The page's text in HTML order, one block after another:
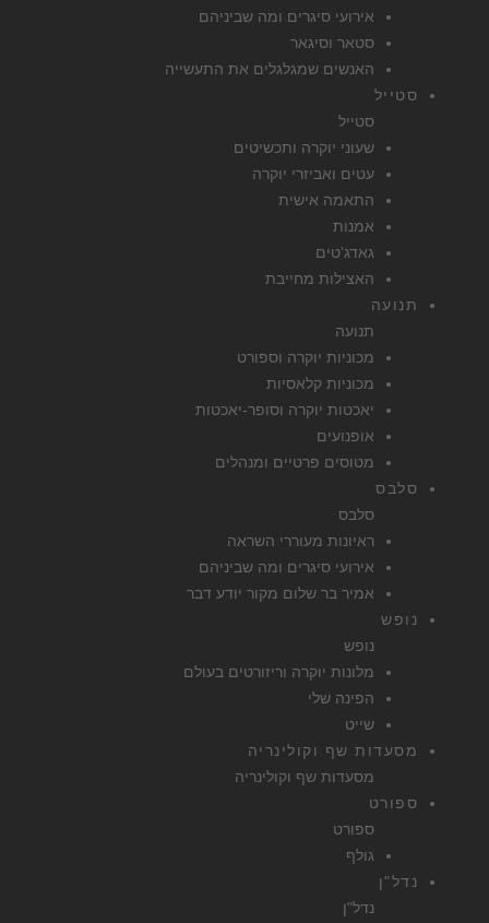
אירועי סיגרים ומה שביניהם
סטאר וסיגאר
האנשים שמגלגלים את התעשייה
סטייל
סטייל
שעוני יוקרה ותכשיטים
עטים ואביזרי יוקרה
התאמה אישית
אמנות
גאדג'טים
האצילות מחייבת
תנועה
תנועה
מכוניות יוקרה וספורט
מכוניות קלאסיות
יאכטות יוקרה וסופר-יאכטות
אופנועים
מטוסים פרטיים ומנהלים
סלבס
סלבס
ראיונות מעוררי השראה
אירועי סיגרים ומה שביניהם
אמיר בר שלום מקור יודע דבר
נופש
נופש
מלונות יוקרה וריזורטים בעולם
הפינה שלי
שייט
מסעדות שף וקולינריה
מסעדות שף וקולינריה
ספורט
ספורט
גולף
נדל"ן
נדל"ן